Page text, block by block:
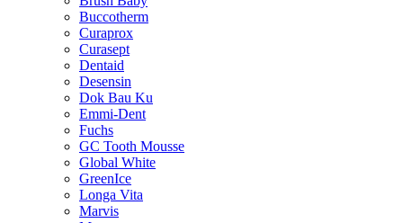
Buccotherm
Curaprox
Curasept
Dentaid
Desensin
Dok Bau Ku
Emmi-Dent
Fuchs
GC Tooth Mousse
Global White
GreenIce
Longa Vita
Marvis